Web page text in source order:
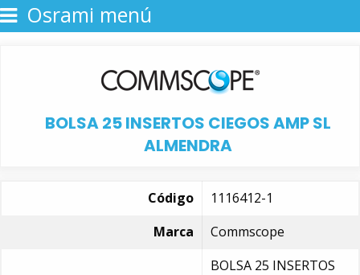
Osrami menú
BOLSA 25 INSERTOS CIEGOS AMP SL
ALMENDRA
Código
1116412-1
Marca
Commscope
BOLSA 25 INSERTOS